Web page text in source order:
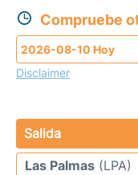
Compruebe
Disclaimer
Salida
Las Palmas (LPA)